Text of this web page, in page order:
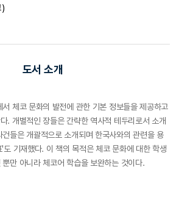
)
도서 소개
체코 문화의 발전에 관한 기본 정보들을 제공하고
. 개별적인 장들은 간략한 역사적 테두리로서 소개
들은 개괄적으로 소개되며 한국사와의 관련을 용
도 기재했다. 이 책의 목적은 체코 문화에 대한 학생
만 아니라 체코어 학습을 보완하는 것이다.